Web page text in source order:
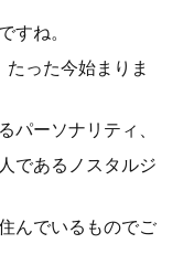
すね。
った今始まりま
パーソナリティ、
であるノスタルジ
んでいるものでご